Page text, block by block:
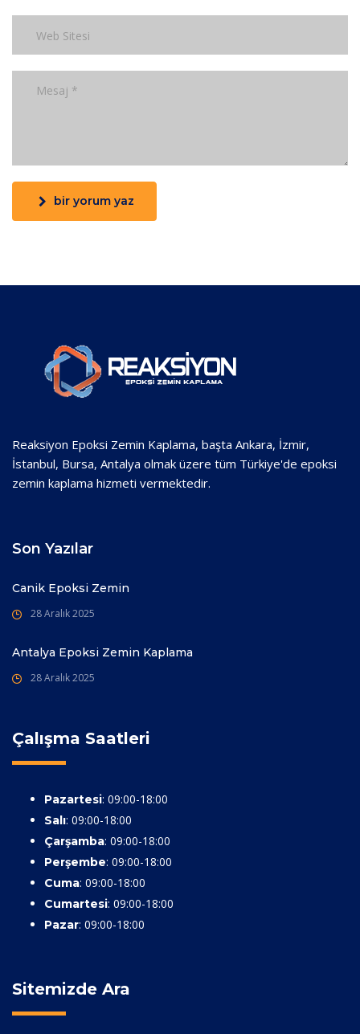
bir yorum yaz
Reaksiyon Epoksi Zemin Kaplama, başta Ankara, İzmir,
İstanbul, Bursa, Antalya olmak üzere tüm Türkiye'de epoksi
zemin kaplama hizmeti vermektedir.
Son Yazılar
Canik Epoksi Zemin
28 Aralık 2025
Antalya Epoksi Zemin Kaplama
28 Aralık 2025
Çalışma Saatleri
Pazartesi: 09:00-18:00
Salı: 09:00-18:00
Çarşamba: 09:00-18:00
Perşembe: 09:00-18:00
Cuma: 09:00-18:00
Cumartesi: 09:00-18:00
Pazar: 09:00-18:00
Sitemizde Ara